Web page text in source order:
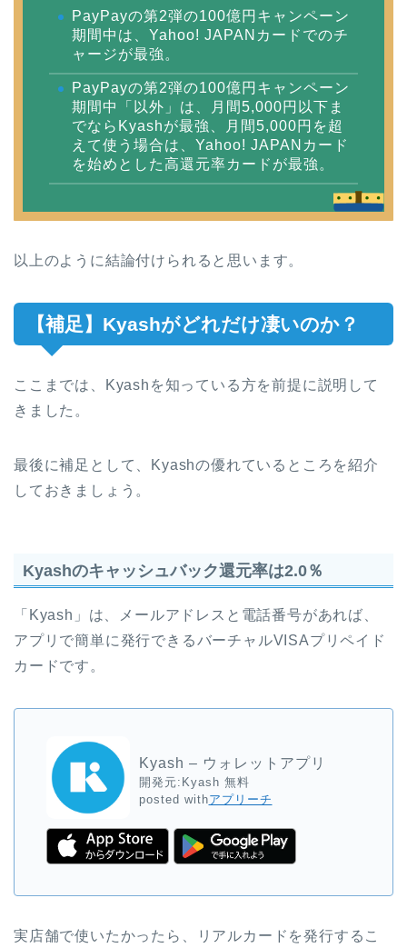
PayPayの第2弾の100億円キャンペーン
期間中は、Yahoo! JAPANカードでのチ
ャージが最強。
PayPayの第2弾の100億円キャンペーン
期間中「以外」は、月間5,000円以下ま
でならKyashが最強、月間5,000円を超
えて使う場合は、Yahoo! JAPANカード
を始めとした高還元率カードが最強。
以上のように結論付けられると思います。
【補足】Kyashがどれだけ凄いのか？
ここまでは、Kyashを知っている方を前提に説明して
きました。
最後に補足として、Kyashの優れているところを紹介
しておきましょう。
Kyashのキャッシュバック還元率は2.0％
「Kyash」は、メールアドレスと電話番号があれば、
アプリで簡単に発行できるバーチャルVISAプリペイド
カードです。
Kyash – ウォレットアプリ
開発元: Kyash 無料
posted withアプリーチ
実店舗で使いたかったら、リアルカードを発行するこ